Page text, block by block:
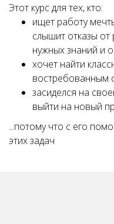
Этот курс для тех, кто:
ищет работу
слышит отказы от
нужных знаний и
хочет найти
востребованным
засиделся на
выйти на новый
...потому что с его
этих задач